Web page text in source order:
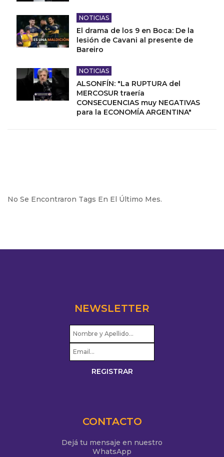
NOTICIAS
El drama de los 9 en Boca: De la
lesión de Cavani al presente de
Bareiro
NOTICIAS
ALSONFÍN: "La RUPTURA del
MERCOSUR traería
CONSECUENCIAS muy NEGATIVAS
para la ECONOMÍA ARGENTINA"
No Se Encontraron Tags En El Último Mes.
NEWSLETTER
CONTACTO
Dejá tu mensaje en nuestro
WhatsApp